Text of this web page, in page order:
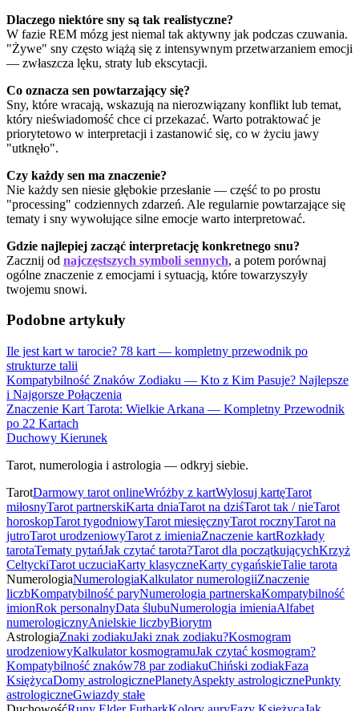
Dlaczego niektóre sny są tak realistyczne?
W fazie REM mózg jest niemal tak aktywny jak podczas czuwania.
"Żywe" sny często wiążą się z intensywnym przetwarzaniem emocji
— zwłaszcza lęku, straty lub ekscytacji.
Co oznacza sen powtarzający się?
Sny, które wracają, wskazują na nierozwiązany konflikt lub temat,
który nieświadomość chce ci przekazać. Warto potraktować je
priorytetowo w interpretacji i zastanowić się, co w życiu jawy
"utknęło".
Czy każdy sen ma znaczenie?
Nie każdy sen niesie głębokie przesłanie — część to po prostu
"processing" codziennych zdarzeń. Ale regularnie powtarzające się
tematy i sny wywołujące silne emocje warto interpretować.
Gdzie najlepiej zacząć interpretację konkretnego snu?
Zacznij od najczęstszych symboli sennych, a potem porównaj
ogólne znaczenie z emocjami i sytuacją, które towarzyszyły
twojemu snowi.
Podobne artykuły
Ile jest kart w tarocie? 78 kart — kompletny przewodnik po
strukturze talii
Kompatybilność Znaków Zodiaku — Kto z Kim Pasuje? Najlepsze
i Najgorsze Połączenia
Znaczenie Kart Tarota: Wielkie Arkana — Kompletny Przewodnik
po 22 Kartach
Duchowy Kierunek
Tarot, numerologia i astrologia — odkryj siebie.
TarotDarmowy tarot onlineWróżby z kartWylosuj kartęTarot
miłosnyTarot partnerskiKarta dniaTarot na dziśTarot tak / nieTarot
horoskopTarot tygodniowyTarot miesięcznyTarot rocznyTarot na
jutroTarot urodzeniowyTarot z imieniaZnaczenie kartRozkłady
tarotaTematy pytańJak czytać tarota?Tarot dla początkującychKrzyż
CeltyckiTarot uczuciaKarty klasyczneKarty cygańskieTalie tarota
NumerologiaNumerologiaKalkulator numerologiiZnaczenie
liczbKompatybilność paryNumerologia partnerskaKompatybilność
imionRok personalnyData ślubuNumerologia imieniaAlfabet
numerologicznyAnielskie liczbyBiorytm
AstrologiaZnaki zodiakuJaki znak zodiaku?Kosmogram
urodzeniowyKalkulator kosmogramuJak czytać kosmogram?
Kompatybilność znaków78 par zodiakuChiński zodiakFaza
KsiężycaDomy astrologicznePlanetyAspekty astrologicznePunkty
astrologiczneGwiazdy stałe